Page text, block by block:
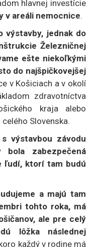
hlavnej investície
v areáli nemocnice.
výstavby, jednak do
Železničnej
ešte niekoľkými
do najšpičkovejšej
v Košiciach a v okolí
zdravotníctva
kraja alebo
Slovenska.
výstavbou závodu
bola zabezpečená
ľudí, ktorí tam budú
a majú tam
tohto roka, má
ale pre celý
lôžka následnej
každý v rodine má